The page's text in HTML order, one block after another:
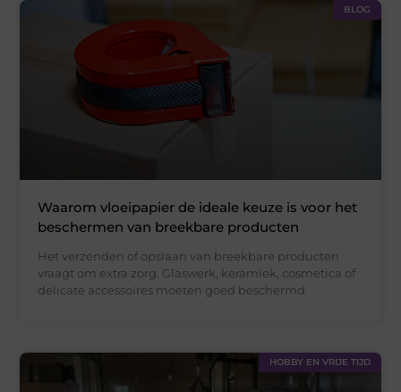
BLOG
Waarom vloeipapier de ideale keuze is voor het
beschermen van breekbare producten
Het verzenden of opslaan van breekbare producten
vraagt om extra zorg. Glaswerk, keramiek, cosmetica of
delicate accessoires moeten goed beschermd
HOBBY EN VRIJE TIJD